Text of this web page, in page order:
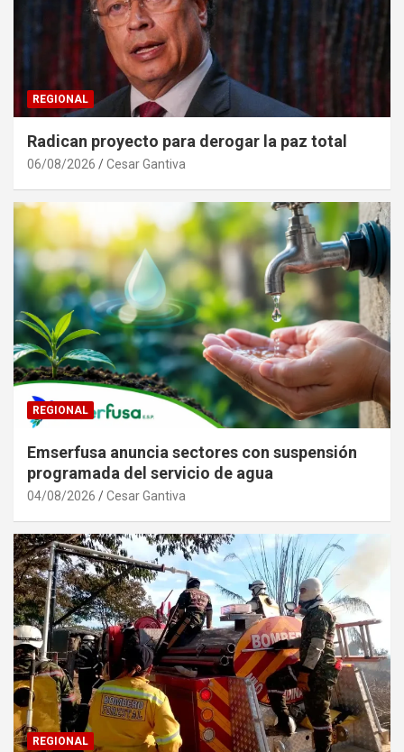
REGIONAL
Radican proyecto para derogar la paz total
06/08/2026 Cesar Gantiva
REGIONAL
Emserfusa anuncia sectores con suspensión
programada del servicio de agua
04/08/2026 Cesar Gantiva
REGIONAL